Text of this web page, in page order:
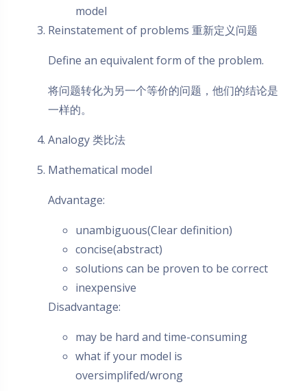
model
Reinstatement of problems 重新定义问题
Define an equivalent form of the problem.
将问题转化为另一个等价的问题，他们的结论是
一样的。
Analogy 类比法
Mathematical model
Advantage:
unambiguous(Clear definition)
concise(abstract)
solutions can be proven to be correct
inexpensive
Disadvantage:
may be hard and time-consuming
what if your model is
oversimplifed/wrong